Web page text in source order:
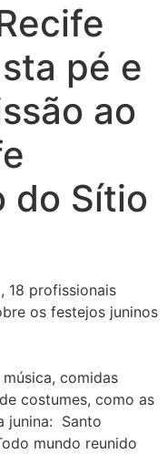
pé e
ao
do Sítio
18 profissionais
os festejos juninos
comidas
costumes, como as
junina: Santo
mundo reunido